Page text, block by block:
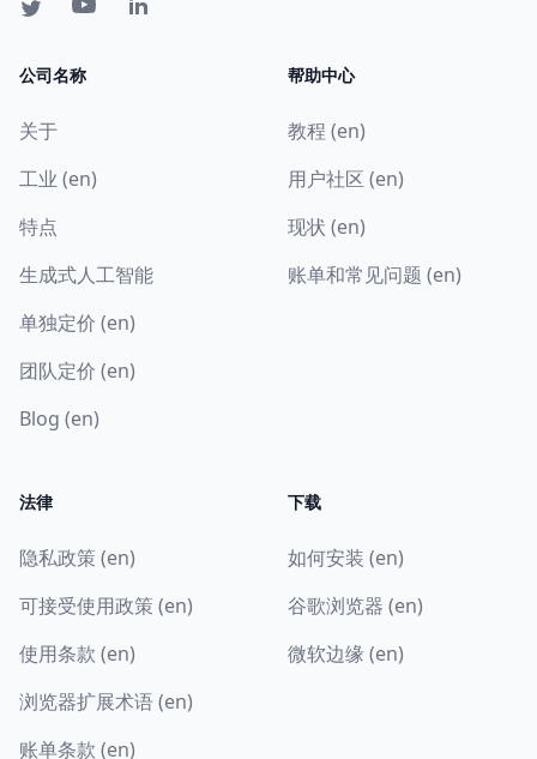
公司名称
关于
工业 (en)
特点
生成式人工智能
单独定价 (en)
团队定价 (en)
Blog (en)
帮助中心
教程 (en)
用户社区 (en)
现状 (en)
账单和常见问题 (en)
法律
隐私政策 (en)
可接受使用政策 (en)
使用条款 (en)
浏览器扩展术语 (en)
账单条款 (en)
下载
如何安装 (en)
谷歌浏览器 (en)
微软边缘 (en)